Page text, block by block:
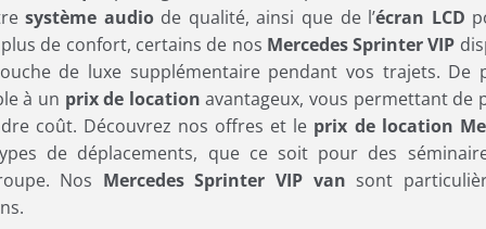
système audiode qualité, ainsi que de l’écran LCD
de confort, certains de nos Mercedes Sprinter VIP
de luxe supplémentaire pendant vos trajets. De
à un prix de location avantageux, vous permettant de
coût. Découvrez nos offres et le prix de location
de déplacements, que ce soit pour des
Nos Mercedes Sprinter VIP van sont